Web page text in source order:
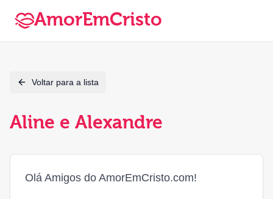
AmorEmCristo
Voltar para a lista
Aline e Alexandre
Olá Amigos do AmorEmCristo.com!